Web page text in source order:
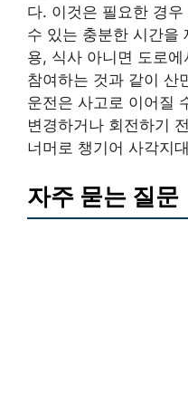
다. 이것은 필요한 경
수 있는 충분한 시간을
용, 식사 아니면 도로
참여하는 것과 같이 산
운전은 사고로 이어질
변경하거나 회전하기
너머로 챙기어 사각지
자주 묻는 질문